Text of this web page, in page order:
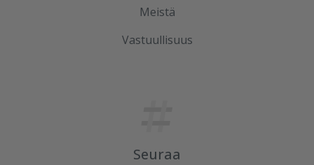
Meistä
Vastuullisuus
Seuraa